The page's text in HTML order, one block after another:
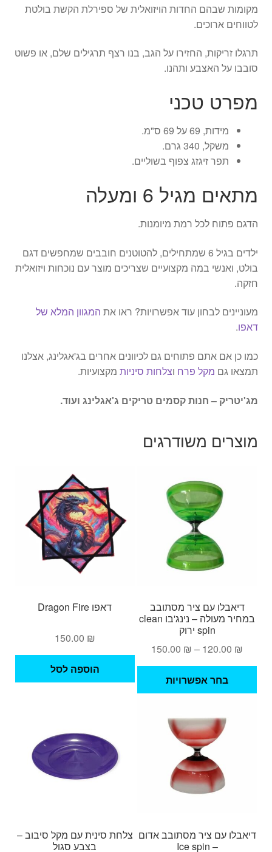
מקומות שבהם החדות הויזואלית של ספירלת הקשת בולטת
לטווחים ארוכים.
תרגלו זריקות, החזירו על הגב, בנו רצף תרגילים שלם, או פשוט
סובבו על האצבע ותהנו.
מפרט טכני
מידות, 69 על 69 ס"מ.
משקל, 340 גרם.
תפר זיגזג צפוף בשוליים.
מתאים מגיל 6 ומעלה
הדגם פתוח לכל רמת מיומנות.
ילדים בגיל 6 שמתחילים, להטוטנים חובבים שמחפשים דגם
בולט, ואנשי במה מקצועיים שצריכים מוצר עם נוכחות ויזואלית
חזקה.
מעוניינים לבחון עוד אפשרויות? ראו את המגוון המלא של
דאפו.
כמו כן אם אתם פתוחים גם לכיוונים אחרים בג'אגלינג, אצלנו
תמצאו גם מקל פרח וצלחות סיניותמקצועיות.
מג'יטריק – חנות קסמים טריקים ג'אגלינג ועוד.
מוצרים משודרגים
דיאבלו עם ציר מסתובב
במחיר מעולה – נינג'בו clean
spin ירוק
120.00 ₪
–
150.00 ₪
טווח
מחירים:
עד
בחר אפשרויות
לבחור
דאפו Dragon Fire
150.00 ₪
הוספה לסל
דיאבלו עם ציר מסתובב אדום
– Ice spin
צלחת סינית עם מקל סיבוב –
בצבע סגול